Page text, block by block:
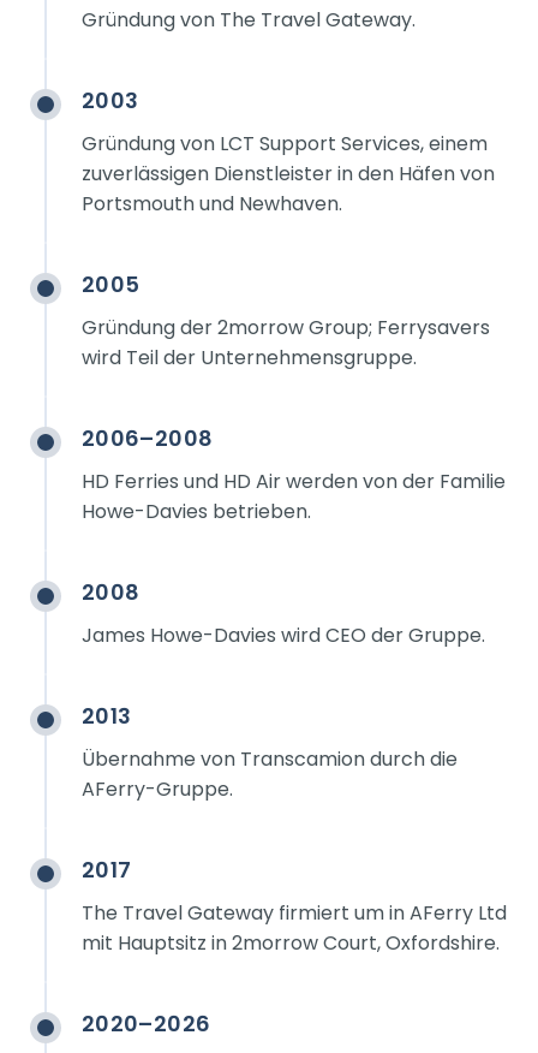
Gründung von The Travel Gateway.
2003
Gründung von LCT Support Services, einem
zuverlässigen Dienstleister in den Häfen von
Portsmouth und Newhaven.
2005
Gründung der 2morrow Group; Ferrysavers
wird Teil der Unternehmensgruppe.
2006–2008
HD Ferries und HD Air werden von der Familie
Howe-Davies betrieben.
2008
James Howe-Davies wird CEO der Gruppe.
2013
Übernahme von Transcamion durch die
AFerry-Gruppe.
2017
The Travel Gateway firmiert um in AFerry Ltd
mit Hauptsitz in 2morrow Court, Oxfordshire.
2020–2026